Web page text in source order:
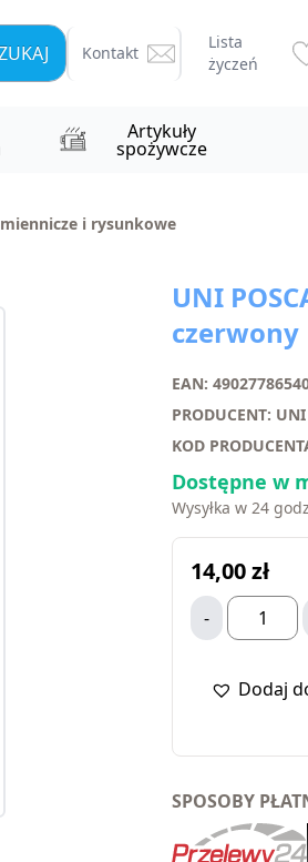
Kontakt
Lista
życzeń
Artykuły
spożywcze
i rysunkowe
UNI
czerwony
EAN:
PRODUCENT: UNI
KOD
Dostępne w
Wysyłka w 24
14,00zł
-
Dodaj
SPOSOBY